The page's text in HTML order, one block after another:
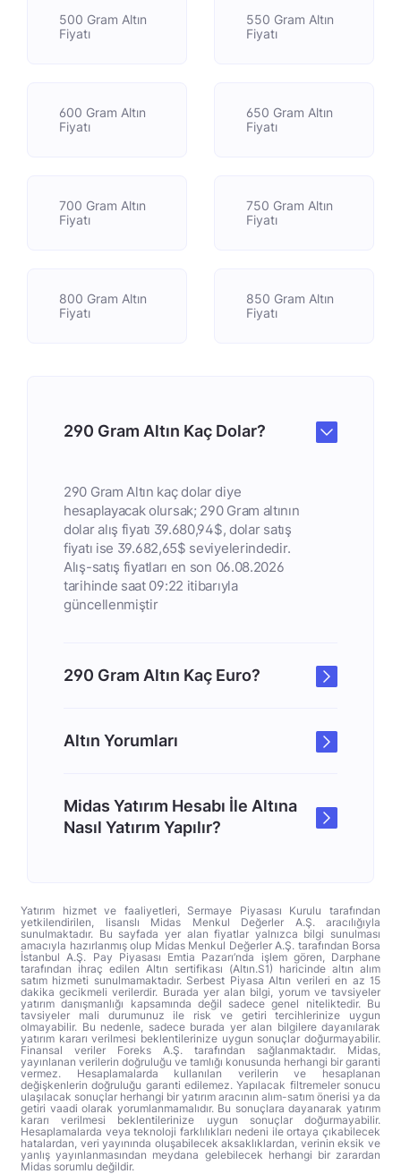
500 Gram Altın
Fiyatı
550 Gram Altın
Fiyatı
600 Gram Altın
Fiyatı
650 Gram Altın
Fiyatı
700 Gram Altın
Fiyatı
750 Gram Altın
Fiyatı
800 Gram Altın
Fiyatı
850 Gram Altın
Fiyatı
290 Gram Altın Kaç Dolar?
290 Gram Altın kaç dolar diye
hesaplayacak olursak; 290 Gram altının
dolar alış fiyatı 39.680,94$, dolar satış
fiyatı ise 39.682,65$ seviyelerindedir.
Alış-satış fiyatları en son 06.08.2026
tarihinde saat 09:22 itibarıyla
güncellenmiştir
290 Gram Altın Kaç Euro?
Altın Yorumları
Midas Yatırım Hesabı İle Altına
Nasıl Yatırım Yapılır?
Yatırım hizmet ve faaliyetleri, Sermaye Piyasası Kurulu tarafından
yetkilendirilen, lisanslı Midas Menkul Değerler A.Ş. aracılığıyla
sunulmaktadır. Bu sayfada yer alan fiyatlar yalnızca bilgi sunulması
amacıyla hazırlanmış olup Midas Menkul Değerler A.Ş. tarafından Borsa
İstanbul A.Ş. Pay Piyasası Emtia Pazarı’nda işlem gören, Darphane
tarafından ihraç edilen Altın sertifikası (Altın.S1) haricinde altın alım
satım hizmeti sunulmamaktadır. Serbest Piyasa Altın verileri en az 15
dakika gecikmeli verilerdir. Burada yer alan bilgi, yorum ve tavsiyeler
yatırım danışmanlığı kapsamında değil sadece genel niteliktedir. Bu
tavsiyeler mali durumunuz ile risk ve getiri tercihlerinize uygun
olmayabilir. Bu nedenle, sadece burada yer alan bilgilere dayanılarak
yatırım kararı verilmesi beklentilerinize uygun sonuçlar doğurmayabilir.
Finansal veriler Foreks A.Ş. tarafından sağlanmaktadır. Midas,
yayınlanan verilerin doğruluğu ve tamlığı konusunda herhangi bir garanti
vermez. Hesaplamalarda kullanılan verilerin ve hesaplanan
değişkenlerin doğruluğu garanti edilemez. Yapılacak filtremeler sonucu
ulaşılacak sonuçlar herhangi bir yatırım aracının alım-satım önerisi ya da
getiri vaadi olarak yorumlanmamalıdır. Bu sonuçlara dayanarak yatırım
kararı verilmesi beklentilerinize uygun sonuçlar doğurmayabilir.
Hesaplamalarda veya teknoloji farklılıkları nedeni ile ortaya çıkabilecek
hatalardan, veri yayınında oluşabilecek aksaklıklardan, verinin eksik ve
yanlış yayınlanmasından meydana gelebilecek herhangi bir zarardan
Midas sorumlu değildir.